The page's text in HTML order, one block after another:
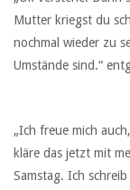
Mutter kriegst du
nochmal wieder zu
Umstände sind.“
„Ich freue mich
kläre das jetzt mit
Samstag. Ich